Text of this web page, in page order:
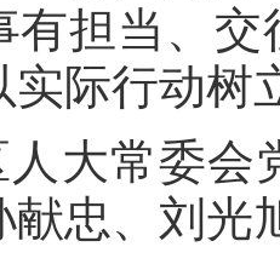
有担当、
实际行动树
人大常委会
献忠、刘光